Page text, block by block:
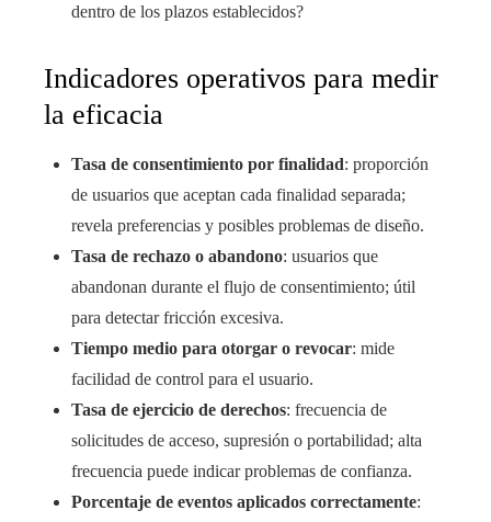
dentro de los plazos establecidos?
Indicadores operativos para medir
la eficacia
Tasa de consentimiento por finalidad: proporción
de usuarios que aceptan cada finalidad separada;
revela preferencias y posibles problemas de diseño.
Tasa de rechazo o abandono: usuarios que
abandonan durante el flujo de consentimiento; útil
para detectar fricción excesiva.
Tiempo medio para otorgar o revocar: mide
facilidad de control para el usuario.
Tasa de ejercicio de derechos: frecuencia de
solicitudes de acceso, supresión o portabilidad; alta
frecuencia puede indicar problemas de confianza.
Porcentaje de eventos aplicados correctamente: